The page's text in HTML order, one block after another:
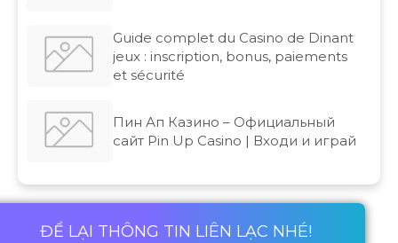
Guide complet du Casino de Dinant
jeux : inscription, bonus, paiements
et sécurité
Пин Ап Казино – Официальный
сайт Pin Up Casino | Входи и играй
ĐỂ LẠI THÔNG TIN LIÊN LẠC NHÉ!